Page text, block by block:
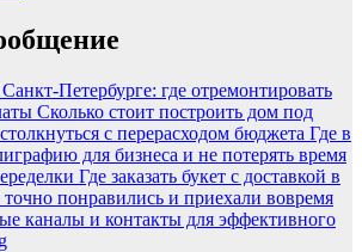
Петербурге: где отремонтировать
Сколько стоит построить дом под
с перерасходом бюджета Где в
для бизнеса и не потерять время
Где заказать букет с доставкой в
понравились и приехали вовремя
каналы и контакты для эффективного